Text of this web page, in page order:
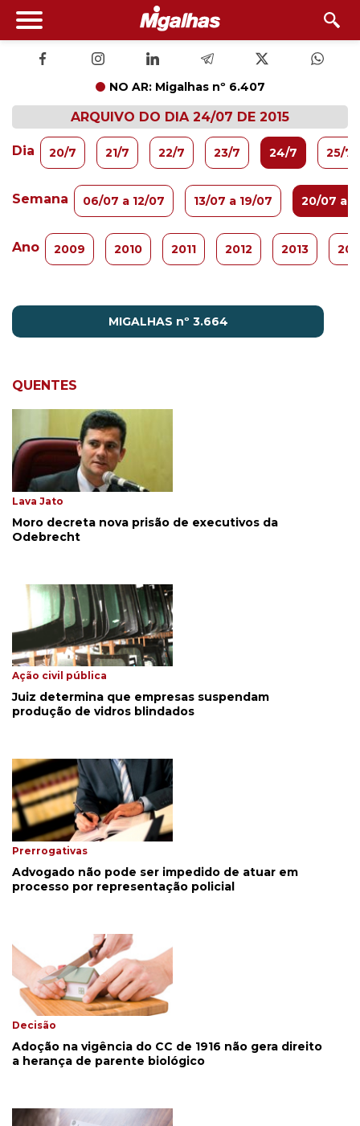
NO AR: Migalhas nº 6.407
ARQUIVO DO DIA 24/07 DE 2015
Dia 20/7 21/7 22/7 23/7 24/7 25/7
Semana 06/07 a 12/07 13/07 a 19/07 20/07 a
Ano 2009 2010 2011 2012 2013
MIGALHAS nº 3.664
QUENTES
Lava Jato
Moro decreta nova prisão de executivos da
Odebrecht
Ação civil pública
Juiz determina que empresas suspendam
produção de vidros blindados
Prerrogativas
Advogado não pode ser impedido de atuar em
processo por representação policial
Decisão
Adoção na vigência do CC de 1916 não gera direito
a herança de parente biológico